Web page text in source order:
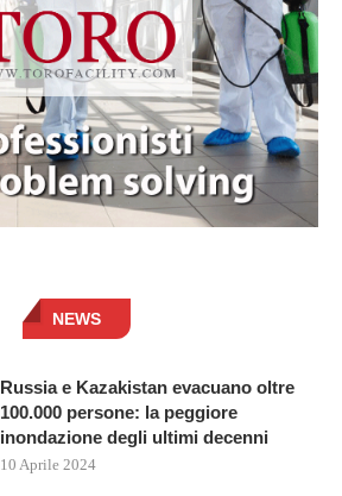
NEWS
Russia e Kazakistan evacuano oltre
100.000 persone: la peggiore
inondazione degli ultimi decenni
10 Aprile 2024